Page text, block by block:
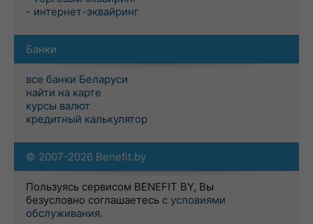
- интернет-эквайринг
Банки
все банки Беларуси
найти на карте
курсы валют
кредитный калькулятор
© 2007-2026 Benefit.by
Пользуясь сервисом BENEFIT BY, Вы
безусловно соглашаетесь с условиями
обслуживания.